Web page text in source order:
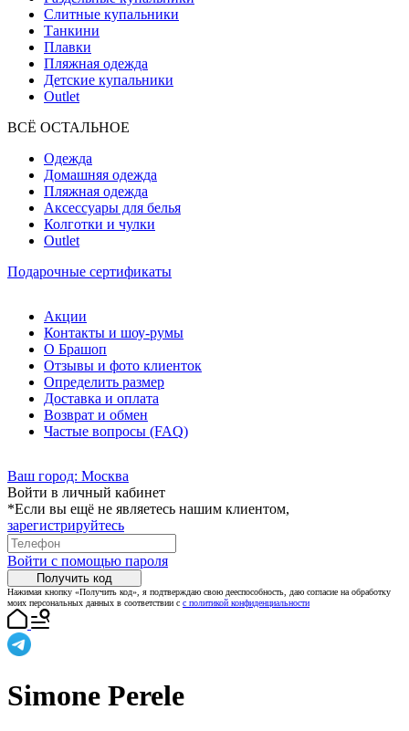
Слитные купальники
Танкини
Плавки
Пляжная одежда
Детские купальники
Outlet
ВCЁ ОСТАЛЬНОЕ
Одежда
Домашняя одежда
Пляжная одежда
Аксессуары для белья
Колготки и чулки
Outlet
Подарочные сертификаты
Акции
Контакты и шоу-румы
О Брашоп
Отзывы и фото клиенток
Определить размер
Доставка и оплата
Возврат и обмен
Частые вопросы (FAQ)
Ваш город: Москва
Войти в личный кабинет
*Если вы ещё не являетесь нашим клиентом,
зарегистрируйтесь
Войти с помощью пароля
Получить код
Нажимая кнопку «Получить код», я подтверждаю свою дееспособность, даю согласие на обработку
моих персональных данных в соответствии с с политикой конфиденциальности
Simone Perele